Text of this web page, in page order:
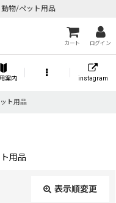
物/ペット用品
カート ログイン
案内 instagram
ト用品
用品
表示順変更